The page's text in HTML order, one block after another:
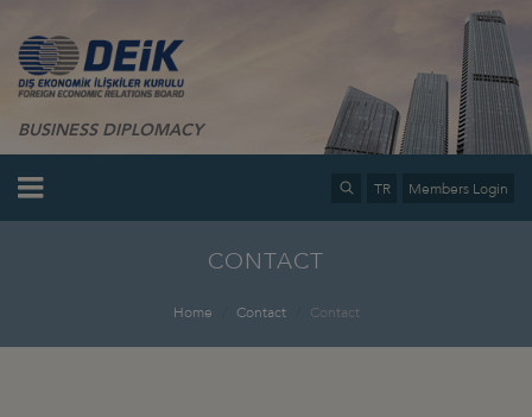
BUSINESS DIPLOMACY
TR Members Login
CONTACT
Home Contact Contact